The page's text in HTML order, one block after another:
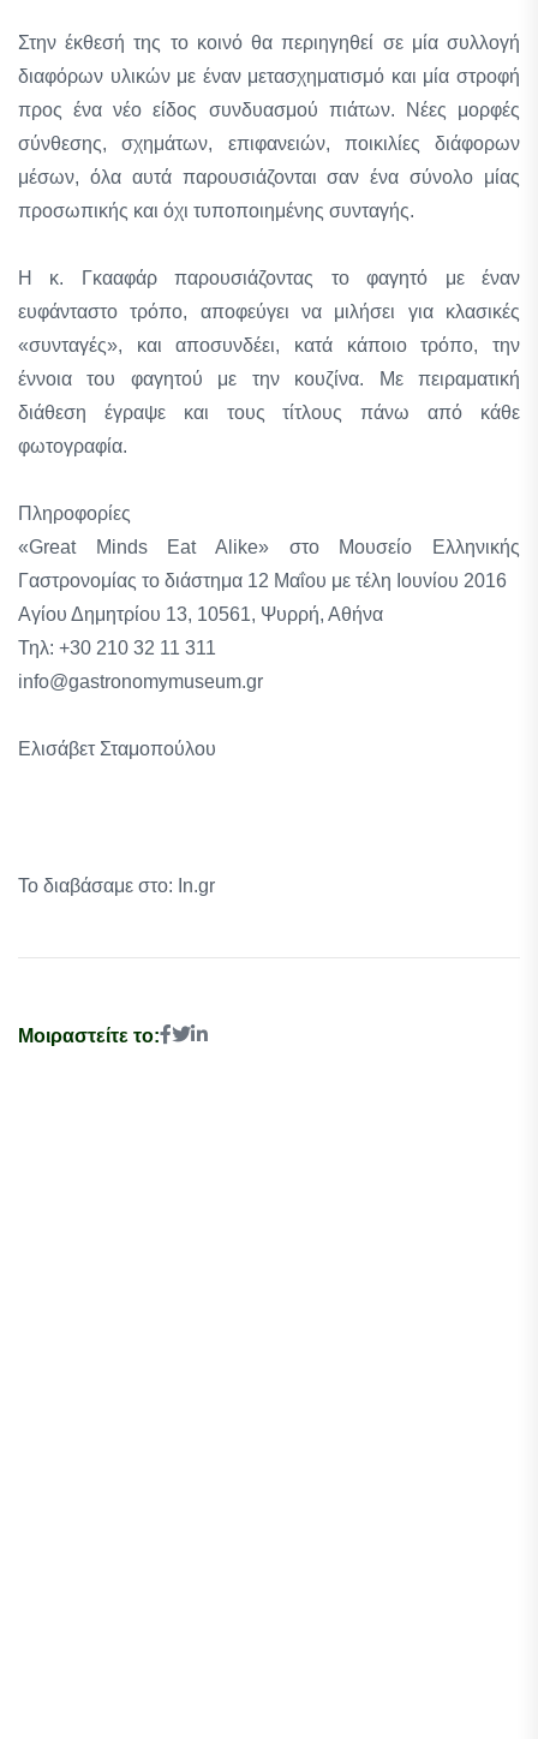
Στην έκθεσή της το κοινό θα περιηγηθεί σε μία συλλογή
διαφόρων υλικών με έναν μετασχηματισμό και μία στροφή
προς ένα νέο είδος συνδυασμού πιάτων. Νέες μορφές
σύνθεσης, σχημάτων, επιφανειών, ποικιλίες διάφορων
μέσων, όλα αυτά παρουσιάζονται σαν ένα σύνολο μίας
προσωπικής και όχι τυποποιημένης συνταγής.
Η κ. Γκααφάρ παρουσιάζοντας το φαγητό με έναν
ευφάνταστο τρόπο, αποφεύγει να μιλήσει για κλασικές
«συνταγές», και αποσυνδέει, κατά κάποιο τρόπο, την
έννοια του φαγητού με την κουζίνα. Με πειραματική
διάθεση έγραψε και τους τίτλους πάνω από κάθε
φωτογραφία.
Πληροφορίες
«Great Minds Eat Alike» στο Μουσείο Ελληνικής
Γαστρονομίας το διάστημα 12 Μαΐου με τέλη Ιουνίου 2016
Αγίου Δημητρίου 13, 10561, Ψυρρή, Αθήνα
Τηλ: +30 210 32 11 311
info@gastronomymuseum.gr
Ελισάβετ Σταμοπούλου
Το διαβάσαμε στο: In.gr
Μοιραστείτε το: